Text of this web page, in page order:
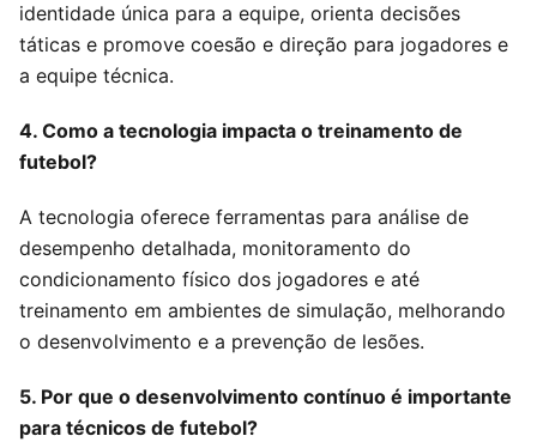
identidade única para a equipe, orienta decisões
táticas e promove coesão e direção para jogadores e
a equipe técnica.
4. Como a tecnologia impacta o treinamento de
futebol?
A tecnologia oferece ferramentas para análise de
desempenho detalhada, monitoramento do
condicionamento físico dos jogadores e até
treinamento em ambientes de simulação, melhorando
o desenvolvimento e a prevenção de lesões.
5. Por que o desenvolvimento contínuo é importante
para técnicos de futebol?